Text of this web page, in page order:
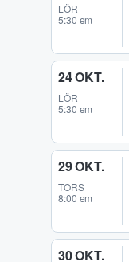
LÖR
5:30 em
24 OKT.
LÖR
5:30 em
29 OKT.
TORS
8:00 em
30 OKT.